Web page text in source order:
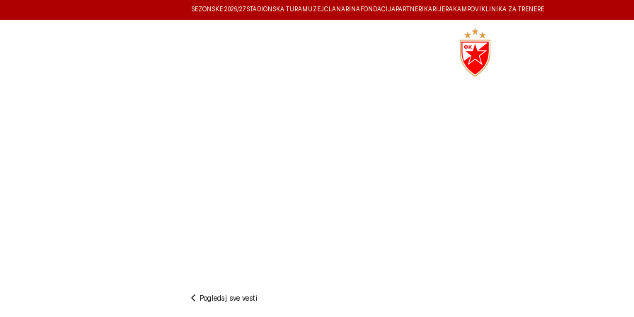
SEZONSKE 2026/27 STADIONSKA TURA MUZEJČLANARINA FONDACIJA PARTNERI KARIJERA KAMPOVI KLINIKA ZA TRENERE
Pogledaj sve vesti